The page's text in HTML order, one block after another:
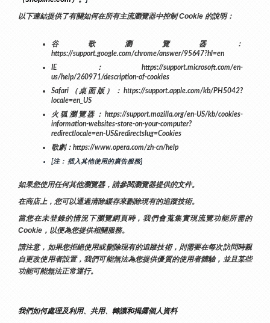
以下連結提供了有關如何在所有主流瀏覽器中控制 Cookie 的說明：
谷歌瀏覽器：
https://support.google.com/chrome/answer/95647?hl=en
IE：https://support.microsoft.com/en-
us/help/260971/description-of-cookies
Safari（桌面版）：https://support.apple.com/kb/PH5042?
locale=en_US
火狐瀏覽器：https://support.mozilla.org/en-US/kb/cookies-
information-websites-store-on-your-computer?
redirectlocale=en-US&redirectslug=Cookies
歌劇：https://www.opera.com/zh-cn/help
[注： 插入其他使用的廣告服務]
如果您使用任何其他瀏覽器，請參閱瀏覽器提供的文件。
在商店上，您可以通過清除緩存來刪除現有的追蹤技術。
當您在未登錄的情況下瀏覽網頁時，我們會蒐集實現流覽功能所需的
Cookie，以便為您提供相關服務。
請注意，如果您拒絕使用或刪除現有的追蹤技術，則需要在每次訪問時親
自更改使用者設置，我們可能無法為您提供優質的使用者體驗，並且某些
功能可能無法正常運行。
我們如何處理及利用、共用、轉讓和揭露個人資料